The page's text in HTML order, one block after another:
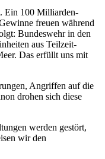
Ein 100 Milliarden-
freuen während
Bundeswehr in den
aus Teilzeit-
Das erfüllt uns mit
Angriffen auf die
drohen sich diese
werden gestört,
wir den